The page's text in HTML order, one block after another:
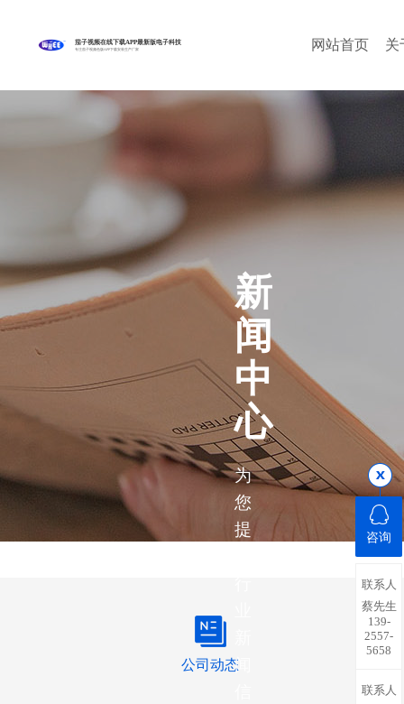
茄子视频在线下载APP最新版电子科技
专注茄子视频色版APP下载安装生产厂家 网站首页 关
新
闻
中
心
为
您
提
闻
公司动态
咨询
联系人
蔡先生
139-
2557-
5658
联系人